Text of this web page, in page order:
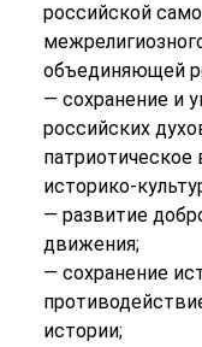
российской
объединяющей
— сохранение и
российских
патриотическое
историко-
— развитие
движения;
— сохранение
истории;